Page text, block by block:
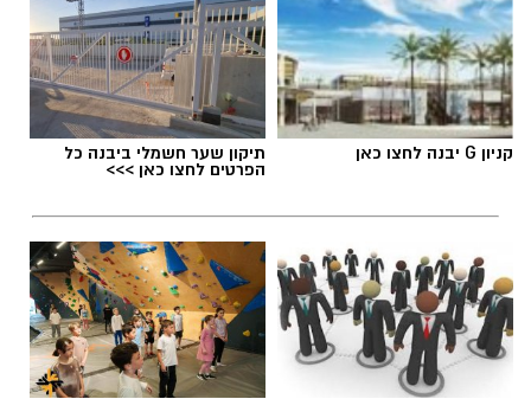
קניון G יבנה לחצו כאן תיקון שער חשמלי ביבנה כל
הפרטים לחצו כאן >>>